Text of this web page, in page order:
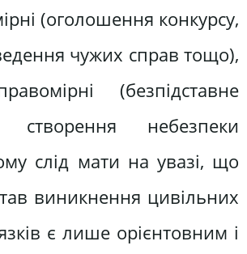
(оголошення конкурсу,
чужих справ тощо),
(безпідставне
створення небезпеки
слід мати на увазі, що
виникнення цивільних
є лише орієнтовним і